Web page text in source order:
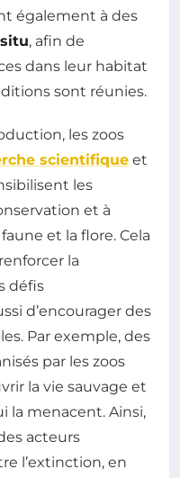
également à des
, afin de
dans leur habitat
sont réunies.
les zoos
scientifique et
les
et à
et la flore. Cela
la
défis
d’encourager des
Par exemple, des
par les zoos
la vie sauvage et
la menacent. Ainsi,
acteurs
l’extinction, en